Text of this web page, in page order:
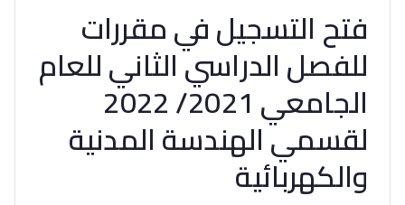
فتح التسجيل في مقررات
للفصل الدراسي الثاني للعام
الجامعي 2021/ 2022
لقسمي الهندسة المدنية
والكهربائية